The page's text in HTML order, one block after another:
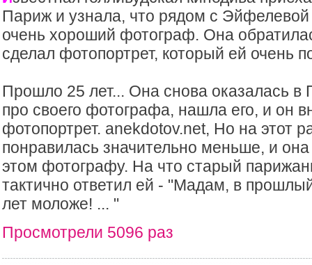
Париж и узнала, что рядом с
очень хороший фотограф. Она
сделал фотопортрет, который ей очень
Прошло 25 лет... Она снова оказалась в
про своего фотографа, нашла его, и он
фотопортрет. anekdotov.net, Но на этот
понравилась значительно меньше, и
этом фотографу. На что старый
тактично ответил ей - "Мадам, в
лет моложе! ... "
Просмотрели 5096 раз